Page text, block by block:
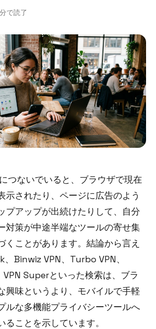
で読了
つないでいると、ブラウザで現在
示されたり、ページに広告のよう
プアップが出続けたりして、自分
対策が中途半端なツールの寄せ集
くことがあります。結論から言え
Binwiz VPN、Turbo VPN、
Superといった検索は、ブラ
興味というより、モバイルで手軽
ルな多機能プライバシーツールへ
ることを示しています。